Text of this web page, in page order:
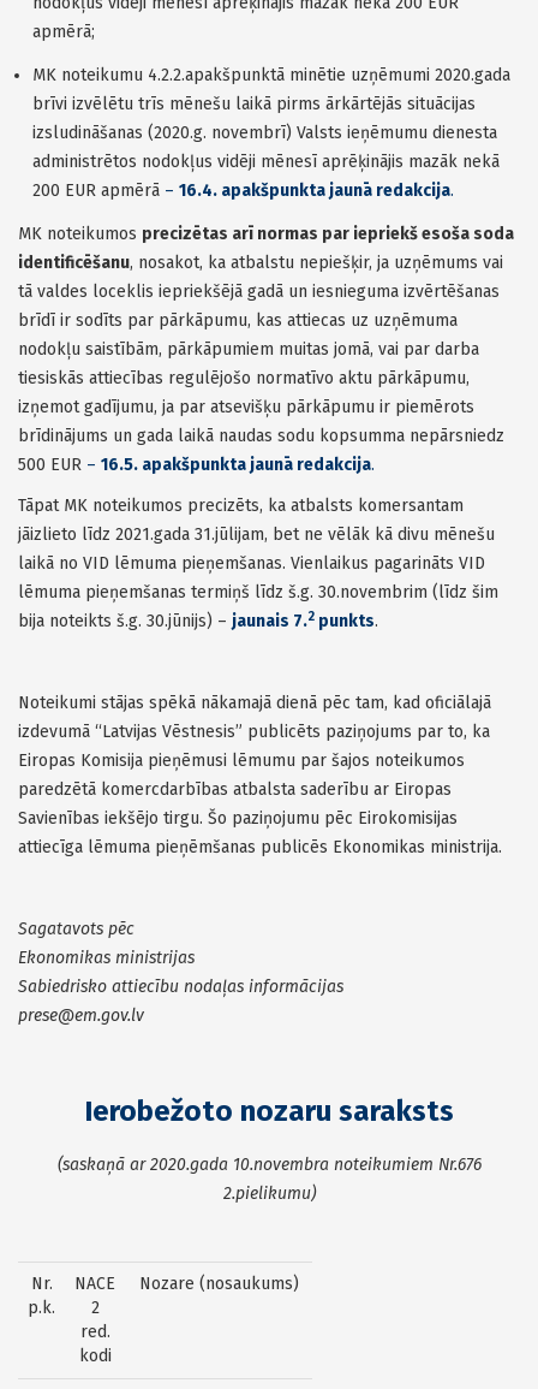
apmērā;
MK noteikumu 4.2.2.apakšpunktā minētie uzņēmumi 2020.gada
brīvi izvēlētu trīs mēnešu laikā pirms ārkārtējās situācijas
izsludināšanas (2020.g. novembrī) Valsts ieņēmumu dienesta
administrētos nodokļus vidēji mēnesī aprēķinājis mazāk nekā
200 EUR apmērā – 16.4. apakšpunkta jaunā redakcija.
MK noteikumos precizētas arī normas par iepriekš esoša soda
identificēšanu, nosakot, ka atbalstu nepiešķir, ja uzņēmums vai
tā valdes loceklis iepriekšējā gadā un iesnieguma izvērtēšanas
brīdī ir sodīts par pārkāpumu, kas attiecas uz uzņēmuma
nodokļu saistībām, pārkāpumiem muitas jomā, vai par darba
tiesiskās attiecības regulējošo normatīvo aktu pārkāpumu,
izņemot gadījumu, ja par atsevišķu pārkāpumu ir piemērots
brīdinājums un gada laikā naudas sodu kopsumma nepārsniedz
500 EUR – 16.5. apakšpunkta jaunā redakcija.
Tāpat MK noteikumos precizēts, ka atbalsts komersantam
jāizlieto līdz 2021.gada 31.jūlijam, bet ne vēlāk kā divu mēnešu
laikā no VID lēmuma pieņemšanas. Vienlaikus pagarināts VID
lēmuma pieņemšanas termiņš līdz š.g. 30.novembrim (līdz šim
bija noteikts š.g. 30.jūnijs) – jaunais 7.2 punkts.
Noteikumi stājas spēkā nākamajā dienā pēc tam, kad oficiālajā
izdevumā “Latvijas Vēstnesis” publicēts paziņojums par to, ka
Eiropas Komisija pieņēmusi lēmumu par šajos noteikumos
paredzētā komercdarbības atbalsta saderību ar Eiropas
Savienības iekšējo tirgu. Šo paziņojumu pēc Eirokomisijas
attiecīga lēmuma pieņēmšanas publicēs Ekonomikas ministrija.
Sagatavots pēc
Ekonomikas ministrijas
Sabiedrisko attiecību nodaļas informācijas
prese@em.gov.lv
Ierobežoto nozaru saraksts
(saskaņā ar 2020.gada 10.novembra noteikumiem Nr.676
2.pielikumu)
Nr.
p.k.
NACE
2
red.
kodi
Nozare (nosaukums)